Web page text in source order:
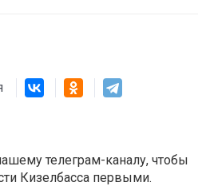
телеграм-каналу, чтобы
Кизелбасса первыми.